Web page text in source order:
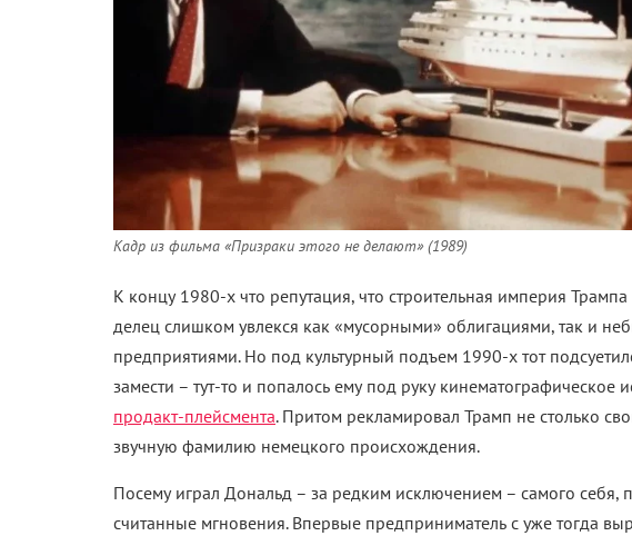
Кадр из фильма «Призраки этого не делают» (1989)
К концу 1980-х что репутация, что строительная империя
делец слишком увлекся как «мусорными» облигациями, так и
предприятиями. Но под культурный подъем 1990-х тот
замести – тут-то и попалось ему под руку кинематографическое
продакт-плейсмента. Притом рекламировал Трамп не столько
звучную фамилию немецкого происхождения.
Посему играл Дональд – за редким исключением – самого себя,
считанные мгновения. Впервые предприниматель с уже тогда